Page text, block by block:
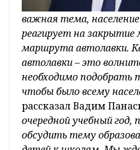
важная тема, население
реагирует на закрытие
маршрута автолавки.
автолавки – это
необходимо
чтобы было всему
рассказал Вадим
очередной учебный
обсудить тему